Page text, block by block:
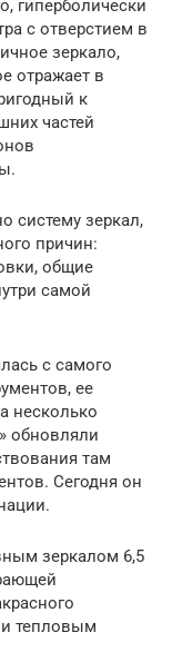
гиперболически
с отверстием в
зеркало,
отражает в
к
частей
систему зеркал,
причин:
общие
самой
с самого
ее
несколько
обновляли
там
Сегодня он
зеркалом 6,5
тепловым